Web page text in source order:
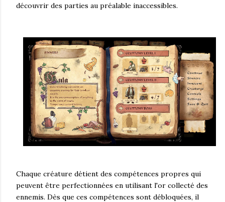
découvrir des parties au préalable inaccessibles.
Chaque créature détient des compétences propres qui
peuvent être perfectionnées en utilisant l'or collecté des
ennemis. Dès que ces compétences sont débloquées, il